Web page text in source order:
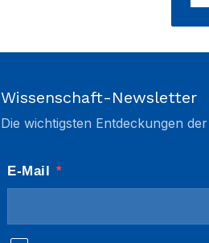
Wissenschaft-Newsletter
Die wichtigsten Entdeckungen